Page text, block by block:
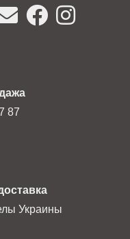
87
Украины